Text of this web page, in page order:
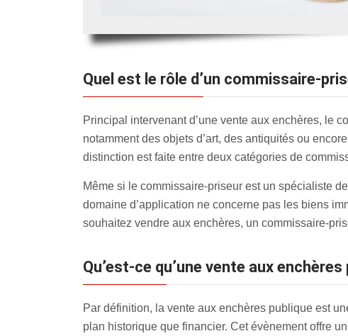
Quel est le rôle d’un commissaire-
Principal intervenant d’une vente aux enchères, le
notamment des objets d’art, des antiquités ou
distinction est faite entre deux catégories de
Même si le commissaire-priseur est un spécialiste
domaine d’application ne concerne pas les biens
souhaitez vendre aux enchères, un commissaire-
Qu’est-ce qu’une vente aux
Par définition, la vente aux enchères publique est
plan historique que financier. Cet évènement offre